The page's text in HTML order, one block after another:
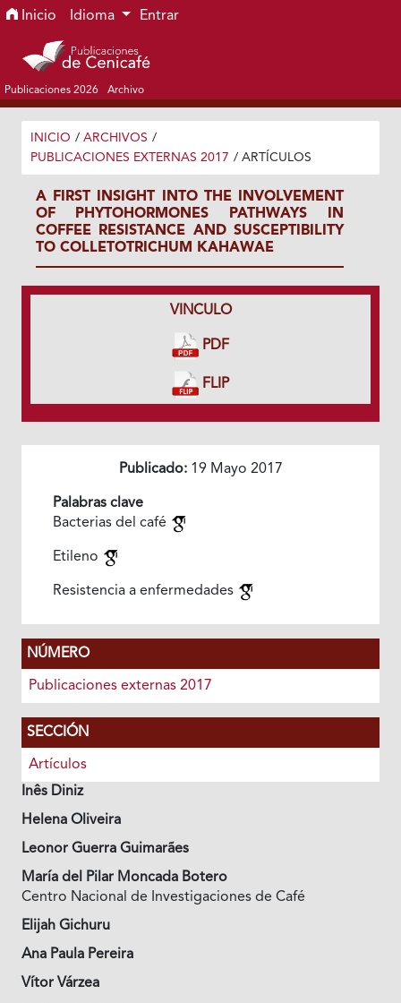
Ir al menú de navegación principal
Ir al contenido principal
Ir al pie de página del sitio
Inicio Idioma Entrar
Publicaciones 2026 Archivo
INICIO / ARCHIVOS /
PUBLICACIONES EXTERNAS 2017 / ARTÍCULOS
A FIRST INSIGHT INTO THE INVOLVEMENT
OF PHYTOHORMONES PATHWAYS IN
COFFEE RESISTANCE AND SUSCEPTIBILITY
TO COLLETOTRICHUM KAHAWAE
VINCULO
PDF
FLIP
Publicado:19 Mayo 2017
Palabras clave
Bacterias del café
Etileno
Resistencia a enfermedades
NÚMERO
Publicaciones externas 2017
SECCIÓN
Artículos
Inês Diniz
Helena Oliveira
Leonor Guerra Guimarães
María del Pilar Moncada Botero
Centro Nacional de Investigaciones de Café
Elijah Gichuru
Ana Paula Pereira
Vítor Várzea